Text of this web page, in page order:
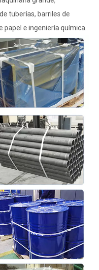
tuberías, barriles de
e ingeniería química.